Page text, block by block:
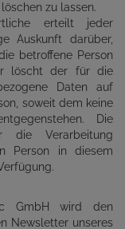
zu lassen.
erteilt jeder
Auskunft darüber,
betroffene Person
löscht der für die
Daten auf
soweit dem keine
Die
die Verarbeitung
Person in diesem
GmbH wird den
Newsletter unseres